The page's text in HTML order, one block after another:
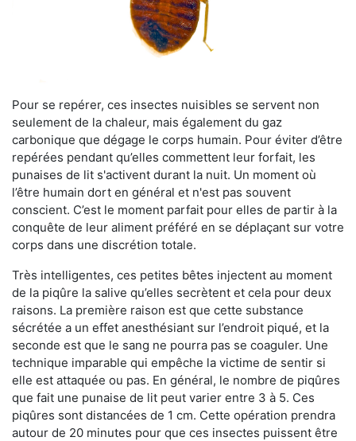
Pour se repérer, ces insectes nuisibles se servent non
seulement de la chaleur, mais également du gaz
carbonique que dégage le corps humain. Pour éviter d’être
repérées pendant qu’elles commettent leur forfait, les
punaises de lit s'activent durant la nuit. Un moment où
l’être humain dort en général et n'est pas souvent
conscient. C’est le moment parfait pour elles de partir à la
conquête de leur aliment préféré en se déplaçant sur votre
corps dans une discrétion totale.
Très intelligentes, ces petites bêtes injectent au moment
de la piqûre la salive qu’elles secrètent et cela pour deux
raisons. La première raison est que cette substance
sécrétée a un effet anesthésiant sur l’endroit piqué, et la
seconde est que le sang ne pourra pas se coaguler. Une
technique imparable qui empêche la victime de sentir si
elle est attaquée ou pas. En général, le nombre de piqûres
que fait une punaise de lit peut varier entre 3 à 5. Ces
piqûres sont distancées de 1 cm. Cette opération prendra
autour de 20 minutes pour que ces insectes puissent être